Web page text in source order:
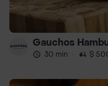
Gauchos
30 min · $